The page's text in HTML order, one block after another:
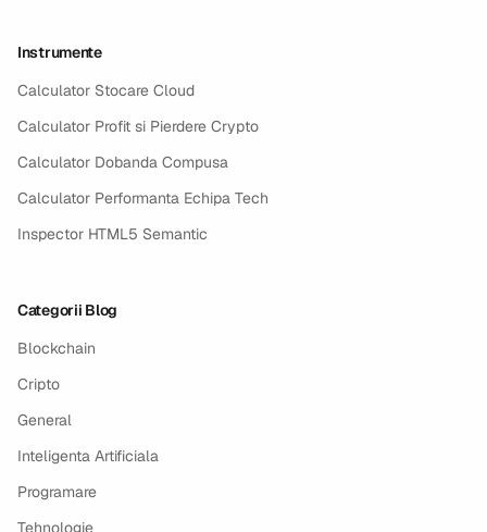
Instrumente
Calculator Stocare Cloud
Calculator Profit si Pierdere Crypto
Calculator Dobanda Compusa
Calculator Performanta Echipa Tech
Inspector HTML5 Semantic
Categorii Blog
Blockchain
Cripto
General
Inteligenta Artificiala
Programare
Tehnologie